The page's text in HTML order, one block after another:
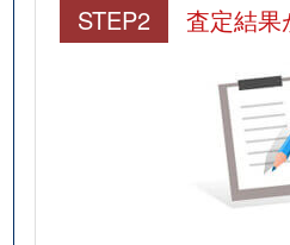
STEP2 査定結果